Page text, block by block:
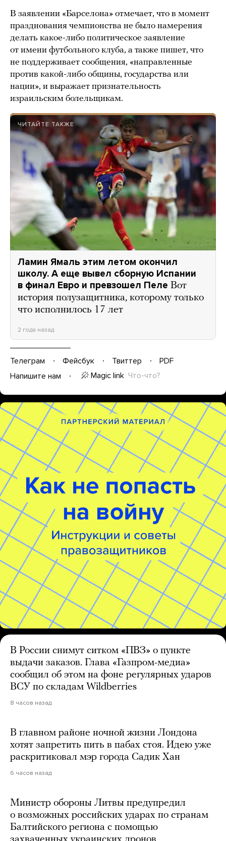
В заявлении «Барселона» отмечает, что в момент
празднования чемпионства не было намерения
делать какое-либо политическое заявление
от имени футбольного клуба, а также пишет, что
не поддерживает сообщения, «направленные
против какой-либо общины, государства или
нации», и выражает признательность
израильским болельщикам.
ЧИТАЙТЕ ТАКЖЕ
Ламин Ямаль этим летом окончил
школу. А еще вывел сборную Испании
в финал Евро и превзошел Пеле Вот
история полузащитника, которому только
что исполнилось 17 лет
2 года назад
Телеграм Фейсбук Твиттер
PDF
Напишите нам
Magic link Что-что?
В России снимут ситком «ПВЗ» о пункте
выдачи заказов. Глава «Газпром-медиа»
сообщил об этом на фоне регулярных ударов
ВСУ по складам Wildberries
8 часов назад
В главном районе ночной жизни Лондона
хотят запретить пить в пабах стоя. Идею уже
раскритиковал мэр города Садик Хан
6 часов назад
Министр обороны Литвы предупредил
о возможных российских ударах по странам
Балтийского региона с помощью